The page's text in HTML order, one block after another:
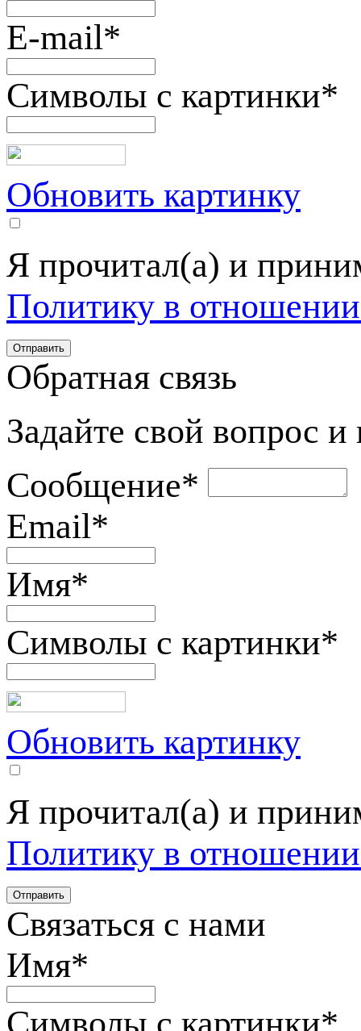
E-mail*
Символы с картинки*
Обновить картинку
Я прочитал(а) и
Политику в
Обратная связь
Задайте свой вопрос
Сообщение*
Email*
Имя*
Символы с картинки*
Обновить картинку
Я прочитал(а) и
Политику в
Связаться с нами
Имя*